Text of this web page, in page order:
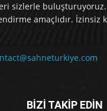
sizlerle
amaçlıdır. İzinsiz
BİZİ TAKİP EDİN